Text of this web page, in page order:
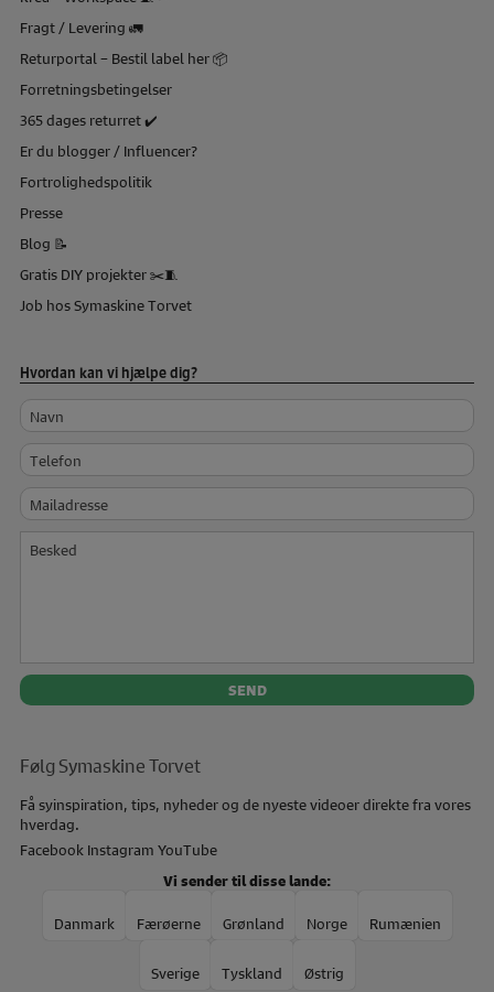
Fragt / Levering 🚛
Returportal – Bestil label her 📦
Forretningsbetingelser
365 dages returret ✔️
Er du blogger / Influencer?
Fortrolighedspolitik
Presse
Blog 📝
Gratis DIY projekter ✂️🧵
Job hos Symaskine Torvet
Hvordan kan vi hjælpe dig?
Navn
Telefon
Mailadresse
Besked
Følg Symaskine Torvet
Få syinspiration, tips, nyheder og de nyeste videoer direkte fra vores
hverdag.
Facebook Instagram YouTube
Vi sender til disse lande:
Danmark Færøerne Grønland Norge Rumænien
Sverige Tyskland Østrig